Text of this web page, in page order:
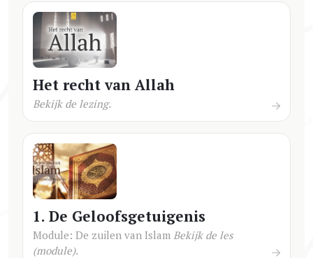
Het recht van Allah
Bekijk de lezing.
1. De Geloofsgetuigenis
Module: De zuilen van Islam Bekijk de les
(module).